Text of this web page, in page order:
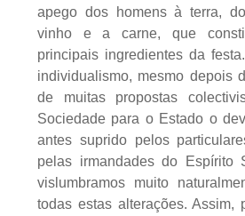
apego dos homens à terra,
vinho e a carne, que
principais ingredientes da
individualismo, mesmo depois
de muitas propostas
Sociedade para o Estado o
antes suprido pelos
pelas irmandades do Espírito
vislumbramos muito
todas estas alterações. Assim,